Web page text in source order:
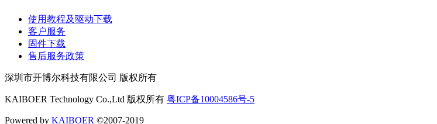
使用教程及驱动下载
客户服务
固件下载
售后服务政策
深圳市开博尔科技有限公司 版权所有
KAIBOER Technology Co.,Ltd 版权所有 粤ICP备10004586号-5
Powered by KAIBOER ©2007-2019